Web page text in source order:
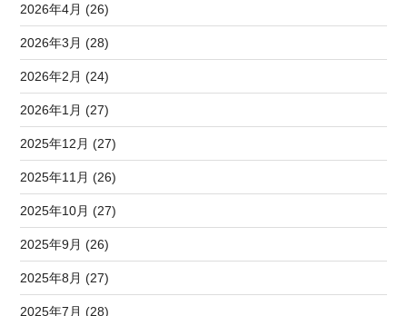
2026年4月 (26)
2026年3月 (28)
2026年2月 (24)
2026年1月 (27)
2025年12月 (27)
2025年11月 (26)
2025年10月 (27)
2025年9月 (26)
2025年8月 (27)
2025年7月 (28)